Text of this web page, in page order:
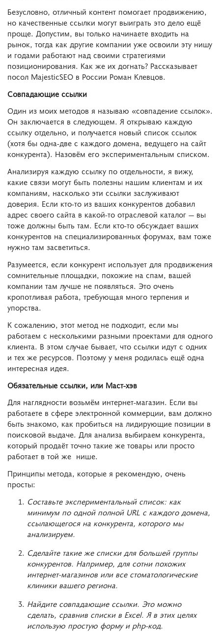
Безусловно, отличный контент помогает продвижению,
но качественные ссылки могут выиграть это дело ещё
проще. Допустим, вы только начинаете входить на
рынок, тогда как другие компании уже освоили эту нишу
и годами работают над своими стратегиями
позиционирования. Как же их догнать? Рассказывает
посол MajesticSEO в России Роман Клевцов.
Совпадающие ссылки
Один из моих методов я называю «совпадение ссылок».
Он заключается в следующем. Я открываю каждую
ссылку отдельно, и получается новый список ссылок
(хотя бы одна-две с каждого домена, ведущего на сайт
конкурента). Назовём его экспериментальным списком.
Анализируя каждую ссылку по отдельности, я вижу,
какие связи могут быть полезны нашим клиентам и их
компаниям, насколько эти ссылки заслуживают
доверия. Если кто-то из ваших конкурентов добавил
адрес своего сайта в какой-то отраслевой каталог — вы
тоже должны быть там. Если кто-то обсуждает ваших
конкурентов на специализированных форумах, вам тоже
нужно там засветиться.
Разумеется, если конкурент использует для продвижения
сомнительные площадки, похожие на спам, вашей
компании там лучше не появляться. Это очень
кропотливая работа, требующая много терпения и
упорства.
К сожалению, этот метод не подходит, если мы
работаем с несколькими разными проектами для одного
клиента. В этом случае бывает, что ссылки идут с одних
и тех же ресурсов. Поэтому у меня родилась ещё одна
интересная идея.
Обязательные ссылки, или Маст-хэв
Для наглядности возьмём интернет-магазин. Если вы
работаете в сфере электронной коммерции, вам должно
быть знакомо, как пробиться на лидирующие позиции в
поисковой выдаче. Для анализа выбираем конкурента,
который продаёт точно такие же товары или просто
работает в той же нише.
Принципы метода, которые я рекомендую, очень
просты:
Составьте экспериментальный список: как
минимум по одной полной URL с каждого домена,
ссылающегося на конкурента, которого мы
анализируем.
Сделайте такие же списки для большей группы
конкурентов. Например, для сотни похожих
интернет-магазинов или все стоматологические
клиники вашего региона.
Найдите совпадающие ссылки. Это можно
сделать, сравнив списки в Excel. Я в этих целях
использую простую форму и php-код.